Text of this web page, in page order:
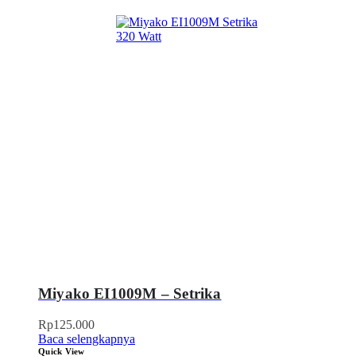
Miyako EI1009M – Setrika
Rp125.000
Baca selengkapnya
Quick View